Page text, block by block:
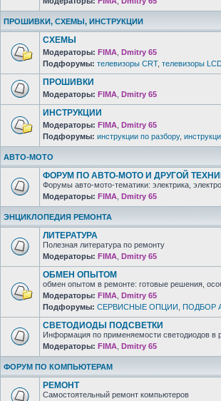
ПРОШИВКИ, СХЕМЫ, ИНСТРУКЦИИ
СХЕМЫ
Модераторы: FIMA Dmitry 65
Подфорумы: телевизоры CRT, телевизоры
ПРОШИВКИ
Модераторы: FIMA Dmitry 65
ИНСТРУКЦИИ
Модераторы: FIMA Dmitry 65
Подфорумы: инструкции по разбору,
АВТО-МОТО
ФОРУМ ПО АВТО-МОТО И ДРУГОЙ
Форумы авто-мото-тематики: электрика,
Модераторы: FIMA Dmitry 65
ЭНЦИКЛОПЕДИЯ РЕМОНТА
ЛИТЕРАТУРА
Полезная литература по ремонту
Модераторы: FIMA Dmitry 65
ОБМЕН ОПЫТОМ
обмен опытом в ремонте: готовые решения,
Модераторы: FIMA Dmitry 65
Подфорумы: СЕРВИСНЫЕ ОПЦИИ ПОДБОР
СВЕТОДИОДЫ ПОДСВЕТКИ
Информация по применяемости светодиодов в
Модераторы: FIMA Dmitry 65
ФОРУМ ПО КОМПЬЮТЕРАМ
РЕМОНТ
Самостоятельный ремонт компьютеров